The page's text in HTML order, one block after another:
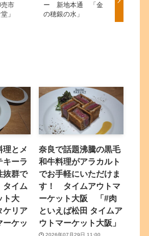
市
」
ー 新地本通 「金
の穂銀の水」
理とメ
キーラ
抜群で
イム
ト大
リア
ーケッ
奈良で話題沸騰の黒毛
和牛料理がアラカルト
でお手軽にいただけま
す！ タイムアウトマ
ーケット大阪 「#肉
といえば松田 タイムア
ウトマーケット大阪」
2026年07月29日 11:00